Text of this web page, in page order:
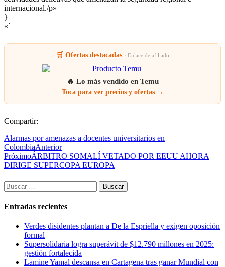
internacional./p»
}
«`
🛒 Ofertas destacadas · Enlace de afiliado
🔥 Lo más vendido en Temu
Toca para ver precios y ofertas →
Compartir:
Alarmas por amenazas a docentes universitarios en
ColombiaAnterior
PróximoÁRBITRO SOMALÍ VETADO POR EEUU AHORA
DIRIGE SUPERCOPA EUROPA
Buscar:
Entradas recientes
Verdes disidentes plantan a De la Espriella y exigen oposición
formal
Supersolidaria logra superávit de $12.790 millones en 2025:
gestión fortalecida
Lamine Yamal descansa en Cartagena tras ganar Mundial con